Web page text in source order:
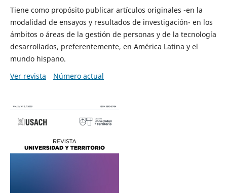
Tiene como propósito publicar artículos originales -en la
modalidad de ensayos y resultados de investigación- en los
ámbitos o áreas de la gestión de personas y de la tecnología
desarrollados, preferentemente, en América Latina y el
mundo hispano.
Ver revista
Número actual